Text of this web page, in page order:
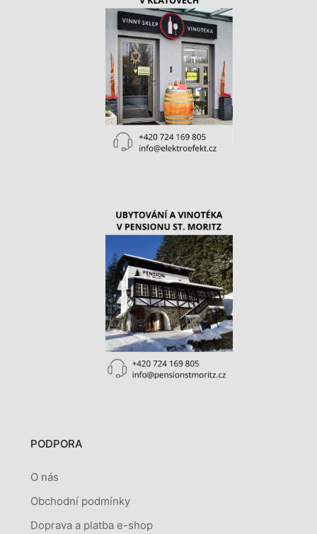
PODPORA
O nás
Obchodní podmínky
Doprava a platba e-shop